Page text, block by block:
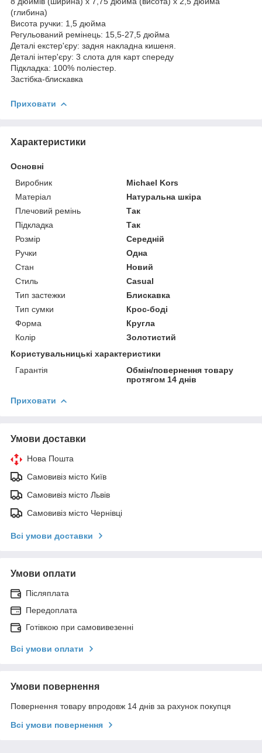
(глибина)
Висота ручки: 1,5 дюйма
Регульований ремінець: 15,5-27,5 дюйма
Деталі екстер'єру: задня накладна кишеня.
Деталі інтер'єру: 3 слота для карт спереду
Підкладка: 100% поліестер.
Застібка-блискавка
Приховати
Характеристики
Основні
Виробник
Michael Kors
Матеріал
Натуральна шкіра
Плечовий ремінь
Так
Підкладка
Так
Розмір
Середній
Ручки
Одна
Стан
Новий
Стиль
Casual
Тип застежки
Блискавка
Тип сумки
Крос-боді
Форма
Кругла
Колір
Золотистий
Користувальницькі характеристики
Гарантія
Обмін/повернення товару
протягом 14 днів
Приховати
Умови доставки
Нова Пошта
Самовивіз місто Київ
Самовивіз місто Львів
Самовивіз місто Чернівці
Всі умови доставки
Умови оплати
Післяплата
Передоплата
Готівкою при самовивезенні
Всі умови оплати
Умови повернення
Повернення товару впродовж 14 днів за рахунок покупця
Всі умови повернення